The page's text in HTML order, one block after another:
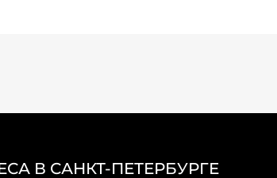
В САНКТ-ПЕТЕРБУРГЕ